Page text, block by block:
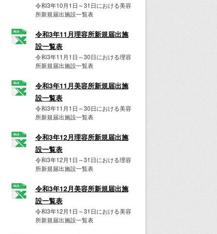
令和3年10月1日～31日における美容
所新規届出施設一覧表
令和3年11月理容所新規届出施
設一覧表
令和3年11月1日～30日における理容
所新規届出施設一覧表
令和3年11月美容所新規届出施
設一覧表
令和3年11月1日～30日における美容
所新規届出施設一覧表
令和3年12月理容所新規届出施
設一覧表
令和3年12月1日～31日における理容
所新規届出施設一覧表
令和3年12月美容所新規届出施
設一覧表
令和3年12月1日～31日における美容
所新規届出施設一覧表